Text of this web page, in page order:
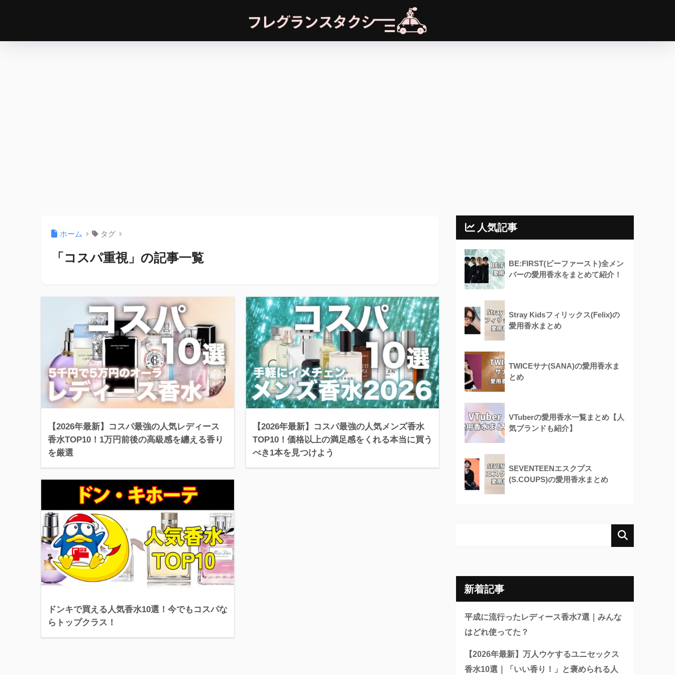
ホーム タグ
「コスパ重視」の記事一覧
【2026年最新】コスパ最強の人気レディース
香水TOP10！1万円前後の高級感を纏える香り
を厳選
【2026年最新】コスパ最強の人気メンズ香水
TOP10！価格以上の満足感をくれる本当に買う
べき1本を見つけよう
ドンキで買える人気香水10選！今でもコスパな
らトップクラス！
人気記事
BE:FIRST(ビーファースト)全メン
バーの愛用香水をまとめて紹介！
Stray Kidsフィリックス(Felix)の
愛用香水まとめ
TWICEサナ(SANA)の愛用香水ま
とめ
VTuberの愛用香水一覧まとめ【人
気ブランドも紹介】
SEVENTEENエスクプス
(S.COUPS)の愛用香水まとめ
新着記事
平成に流行ったレディース香水7選｜みんな
はどれ使ってた？
【2026年最新】万人ウケするユニセックス
香水10選｜「いい香り！」と褒められる人